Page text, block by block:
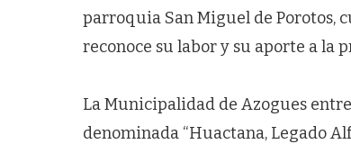
parroquia San Miguel de Porotos,
reconoce su labor y su aporte a la
La Municipalidad de Azogues
denominada “Huactana, Legado